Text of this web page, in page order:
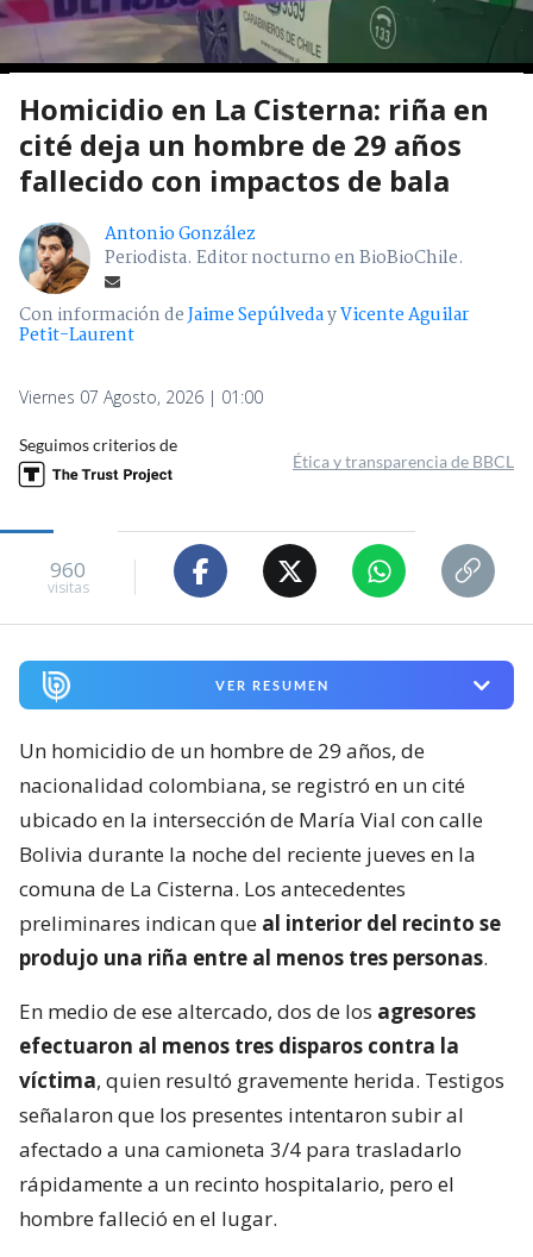
Homicidio en La Cisterna: riña en
cité deja un hombre de 29 años
fallecido con impactos de bala
Antonio González
Periodista. Editor nocturno en BioBioChile.
Con información deJaime SepúlvedayVicente Aguilar
Petit-Laurent
Viernes 07 Agosto, 2026 | 01:00
Seguimos criterios de
Ética y transparencia de BBCL
960
visitas
VER RESUMEN
Un homicidio de un hombre de 29 años, de
nacionalidad colombiana, se registró en un cité
ubicado en la intersección de María Vial con calle
Bolivia durante la noche del reciente jueves en la
comuna de La Cisterna. Los antecedentes
preliminares indican que al interior del recinto se
produjo una riña entre al menos tres personas.
En medio de ese altercado, dos de los agresores
efectuaron al menos tres disparos contra la
víctima, quien resultó gravemente herida. Testigos
señalaron que los presentes intentaron subir al
afectado a una camioneta 3/4 para trasladarlo
rápidamente a un recinto hospitalario, pero el
hombre falleció en el lugar.